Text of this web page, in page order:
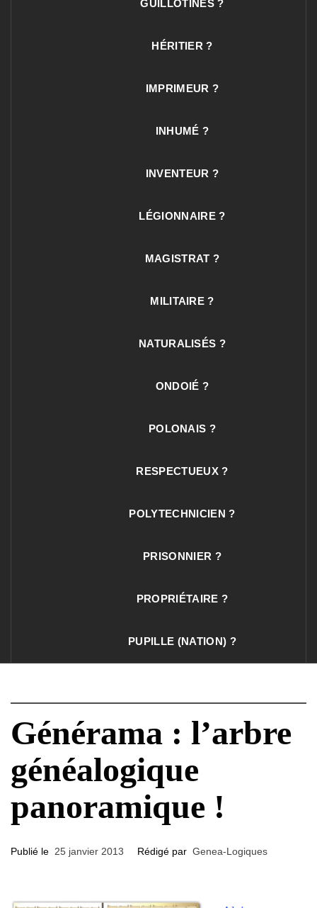
GUILLOTINÉS ?
HÉRITIER ?
IMPRIMEUR ?
INHUMÉ ?
INVENTEUR ?
LÉGIONNAIRE ?
MAGISTRAT ?
MILITAIRE ?
NATURALISÉS ?
ONDOIÉ ?
POLONAIS ?
RESPECTUEUX ?
POLYTECHNICIEN ?
PRISONNIER ?
PROPRIÉTAIRE ?
PUPILLE (NATION) ?
Générama : l’arbre
généalogique
panoramique !
Publié le 25 janvier 2013 Rédigé par Genea-Logiques